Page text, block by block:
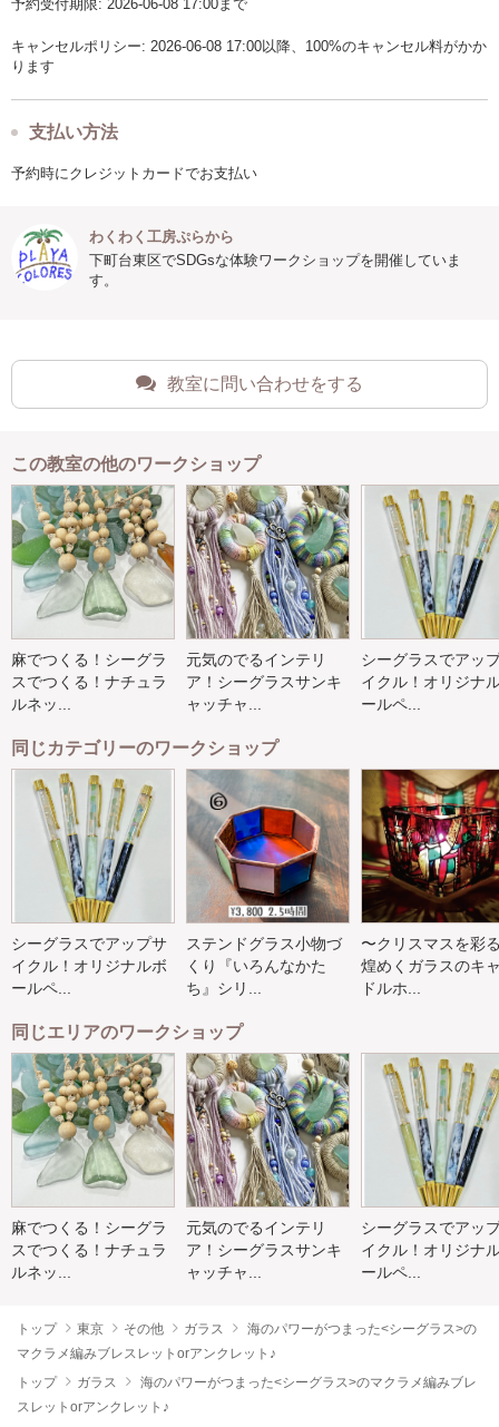
予約受付期限: 2026-06-08 17:00まで
キャンセルポリシー: 2026-06-08 17:00以降、100%のキャンセル料がかか
ります
支払い方法
予約時にクレジットカードでお支払い
わくわく工房ぷらから
下町台東区でSDGsな体験ワークショップを開催していま
す。
教室に問い合わせをする
この教室の他のワークショップ
麻でつくる！シーグラ
スでつくる！ナチュラ
ルネッ...
元気のでるインテリ
ア！シーグラスサンキ
ャッチャ...
シーグラスでアッ
イクル！オリジナ
ールペ...
同じカテゴリーのワークショップ
シーグラスでアップサ
イクル！オリジナルボ
ールペ...
ステンドグラス小物づ
くり『いろんなかた
ち』シリ...
〜クリスマスを彩
煌めくガラスのキ
ドルホ...
同じエリアのワークショップ
麻でつくる！シーグラ
スでつくる！ナチュラ
ルネッ...
元気のでるインテリ
ア！シーグラスサンキ
ャッチャ...
シーグラスでアッ
イクル！オリジナ
ールペ...
トップ 東京 その他 ガラス
海のパワーがつまった<シーグラス>の
マクラメ編みブレスレットorアンクレット♪
トップ
ガラス
海のパワーがつまった<シーグラス>のマクラメ編みブレ
スレットorアンクレット♪